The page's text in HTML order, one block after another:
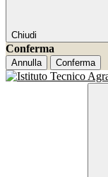
Chiudi
Conferma
Annulla Conferma